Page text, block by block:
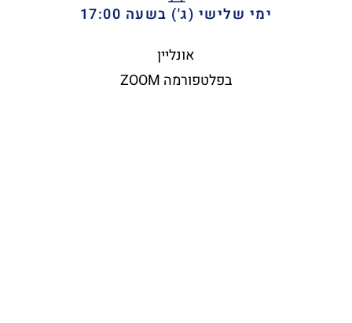
ימי שלישי (ג') בשעה 17:00
אונליין
בפלטפורמה ZOOM